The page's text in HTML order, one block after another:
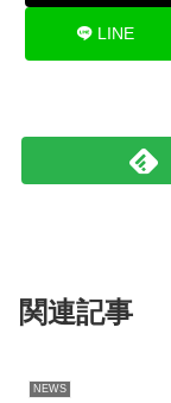
LINE
関連記事
NEWS